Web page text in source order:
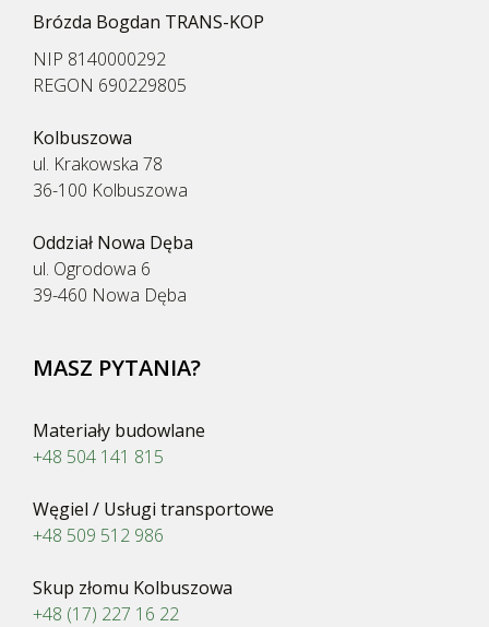
Brózda Bogdan TRANS-KOP
NIP 8140000292
REGON 690229805
Kolbuszowa
ul. Krakowska 78
36-100 Kolbuszowa
Oddział Nowa Dęba
ul. Ogrodowa 6
39-460 Nowa Dęba
MASZ PYTANIA?
Materiały budowlane
+48 504 141 815
Węgiel / Usługi transportowe
+48 509 512 986
Skup złomu Kolbuszowa
+48 (17) 227 16 22